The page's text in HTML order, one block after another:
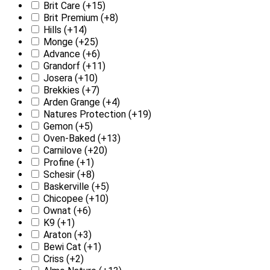
Brit Care (+15)
Brit Premium (+8)
Hills (+14)
Monge (+25)
Advance (+6)
Grandorf (+11)
Josera (+10)
Brekkies (+7)
Arden Grange (+4)
Natures Protection (+19)
Gemon (+5)
Oven-Baked (+13)
Carnilove (+20)
Profine (+1)
Schesir (+8)
Baskerville (+5)
Chicopee (+10)
Ownat (+6)
K9 (+1)
Araton (+3)
Bewi Cat (+1)
Criss (+2)